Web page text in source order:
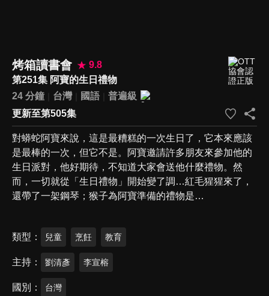
烤箱讀書會
9.8
第251集 阿寶的生日禮物
24 分鐘
台灣 國語
普遍級
更新至第505集
對蟒蛇阿寶來說，這是最糟糕的一次生日了，它本來應該
是最棒的一次，但它不是。阿寶邀請許多朋友來參加他的
生日派對，他好期待，不知道大家會送他什麼禮物。然
而，一切就從「生日禮物」開始變了調…紅毛猩猩來了，
還帶了一架鋼琴；猴子為阿寶準備的禮物是…
類型 兒童 烹飪 教育
主持 劉清彥 李宣榕
國別 台灣